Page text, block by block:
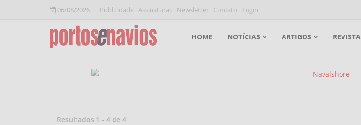
06/08/2026 Publicidade Assinaturas Newsletter Contato Login
HOME NOTÍCIAS ARTIGOS REVISTA
Resultados 1 - 4 de 4